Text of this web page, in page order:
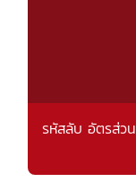
รหัสลับ อัตรส่ว